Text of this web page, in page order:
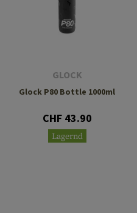
GLOCK
Glock P80 Bottle 1000ml
CHF 43.90
Lagernd